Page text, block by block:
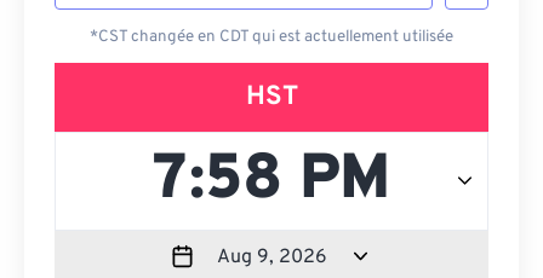
*CST changée en CDT qui est actuellement utilisée
HST